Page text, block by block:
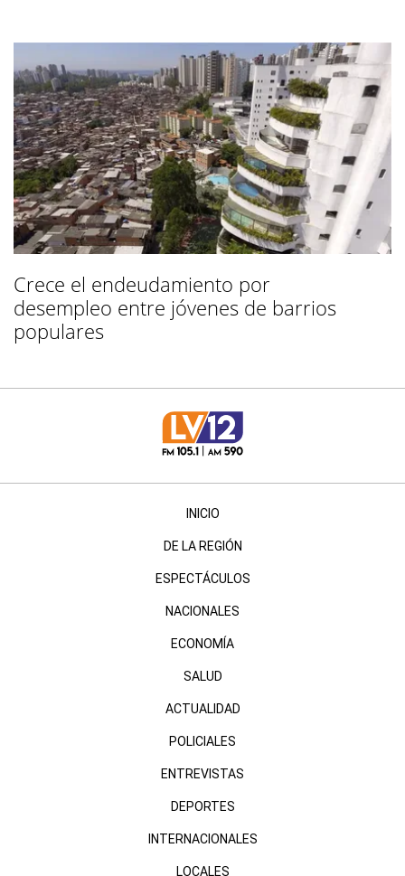
Crece el endeudamiento por
desempleo entre jóvenes de barrios
populares
INICIO
DE LA REGIÓN
ESPECTÁCULOS
NACIONALES
ECONOMÍA
SALUD
ACTUALIDAD
POLICIALES
ENTREVISTAS
DEPORTES
INTERNACIONALES
LOCALES